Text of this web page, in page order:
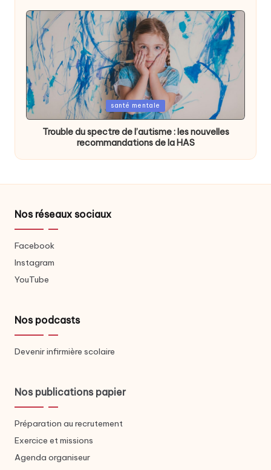
Posted
in
santé mentale
Trouble du spectre de l’autisme : les nouvelles
recommandations de la HAS
Nos réseaux sociaux
Facebook
Instagram
YouTube
Nos podcasts
Devenir infirmière scolaire
Nos publications papier
Préparation au recrutement
Exercice et missions
Agenda organiseur